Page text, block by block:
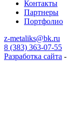
Контакты
Партнеры
Портфолио
z-metaliks@bk.ru
8 (383) 363-07-55
Разработка сайта -